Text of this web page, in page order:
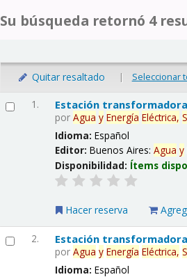
Su búsqueda retornó 4
Quitar resaltado | Seleccionar
1. Estación
porAgua y Energía Eléctrica,
Idioma:Español
Editor:Buenos Aires:Agua y
Disponibilidad: Ítems
Hacer reserva
2. Estación
porAgua y Energía Eléctrica,
Idioma:Español